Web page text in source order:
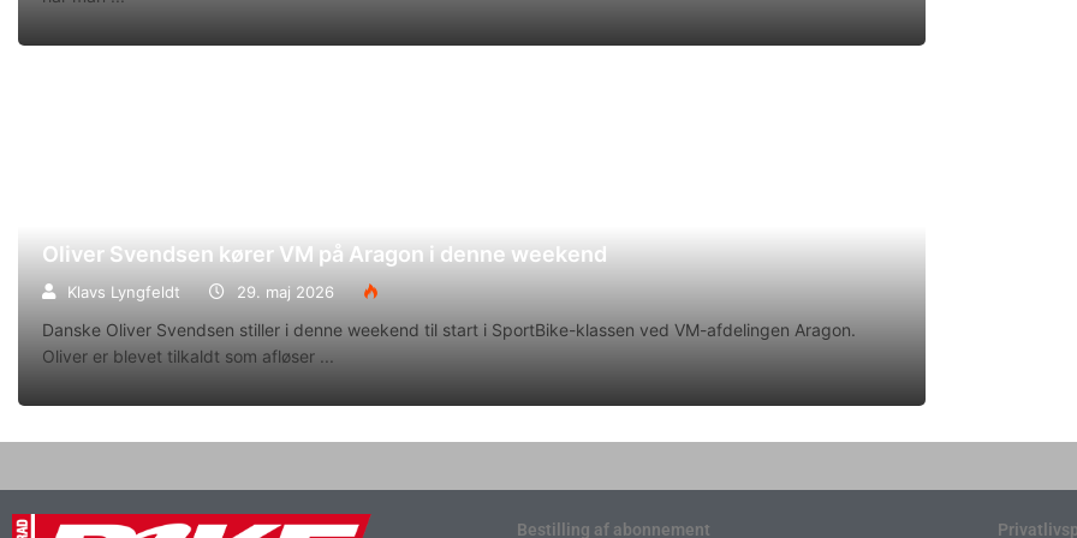
Oliver Svendsen kører VM på Aragon i denne weekend
Klavs Lyngfeldt 29. maj 2026
Danske Oliver Svendsen stiller i denne weekend til start i SportBike-klassen ved VM-afdelingen Aragon.
Oliver er blevet tilkaldt som afløser
Bestilling af abonnement